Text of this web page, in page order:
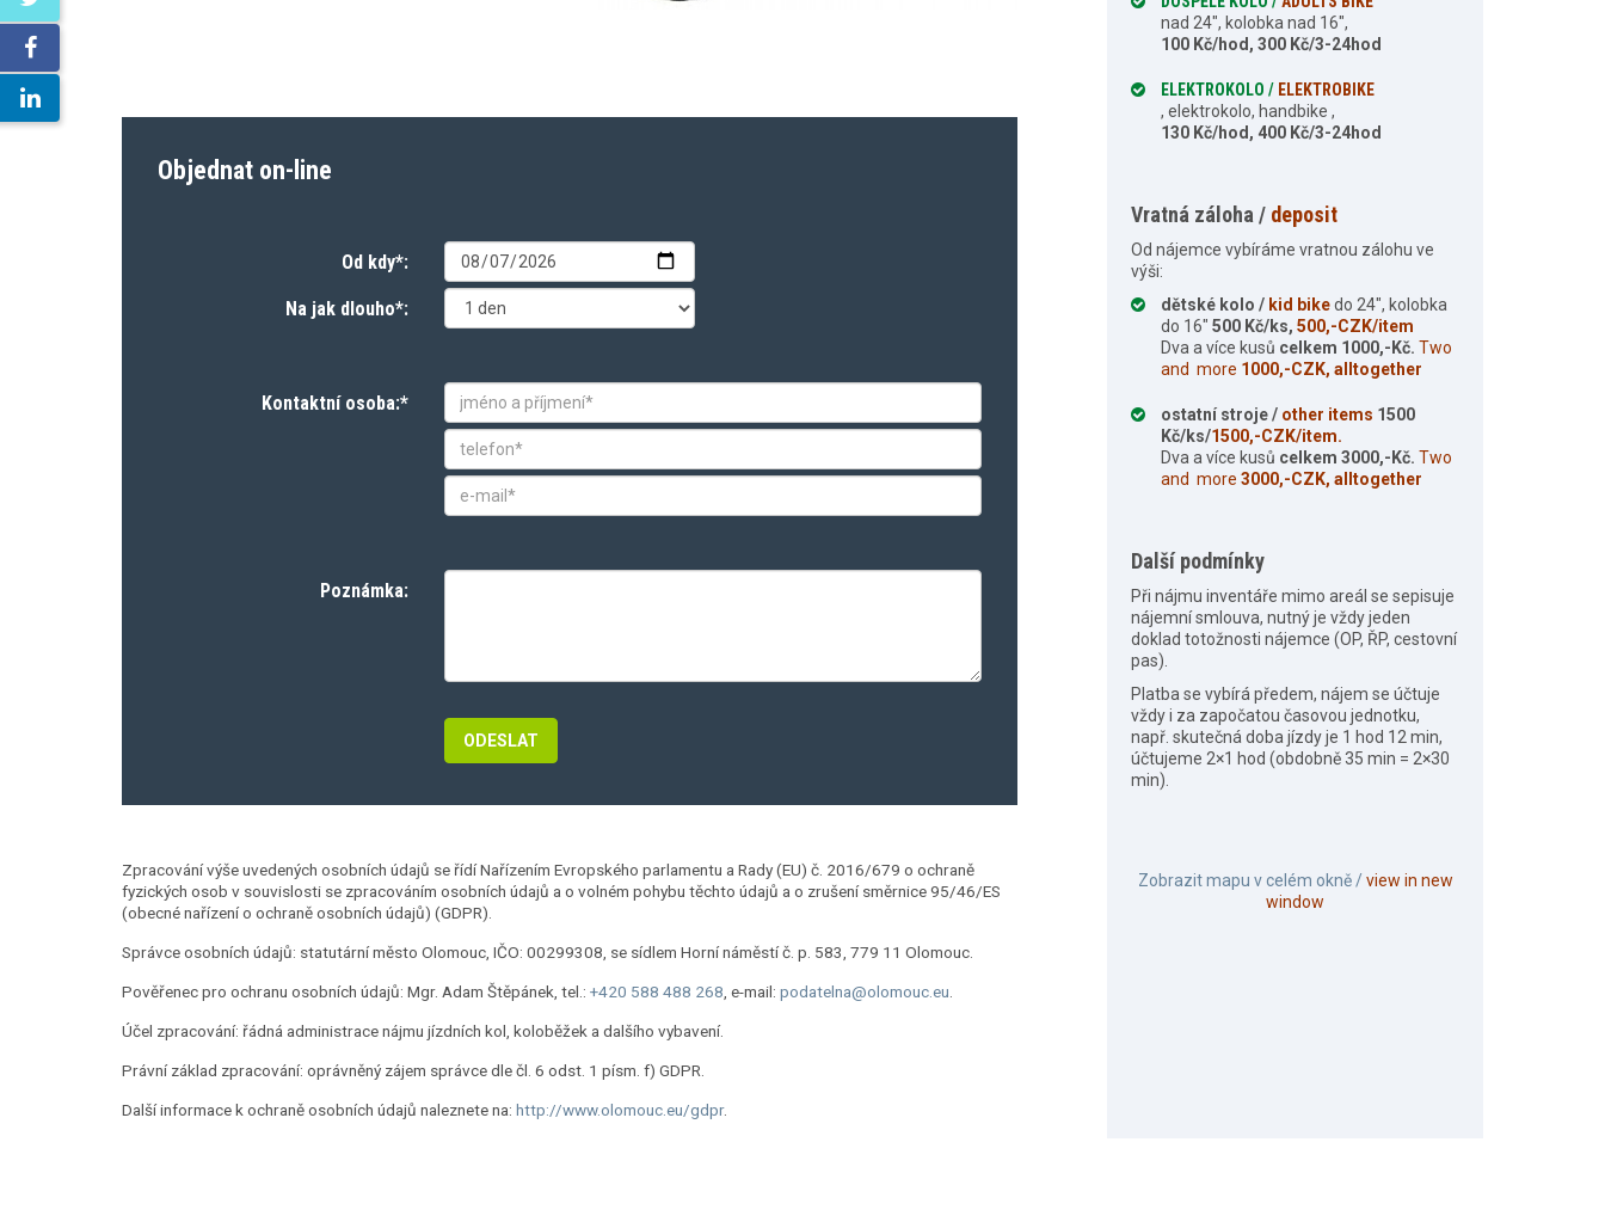
Objednat on-line
Od kdy*:
Na jak dlouho*:
Kontaktní osoba:*
Poznámka:
Zpracování výše uvedených osobních údajů se řídí Nařízením Evropského parlamentu a Rady (EU) č. 2016/679 o ochraně
fyzických osob v souvislosti se zpracováním osobních údajů a o volném pohybu těchto údajů a o zrušení směrnice 95/46/ES
(obecné nařízení o ochraně osobních údajů) (GDPR).
Správce osobních údajů: statutární město Olomouc, IČO: 00299308, se sídlem Horní náměstí č. p. 583, 779 11 Olomouc.
Pověřenec pro ochranu osobních údajů: Mgr. Adam Štěpánek, tel.: +420 588 488 268 , e-mail: podatelna@olomouc.eu
Účel zpracování: řádná administrace nájmu jízdních kol, koloběžek a dalšího vybavení.
Právní základ zpracování: oprávněný zájem správce dle čl. 6 odst. 1 písm. f) GDPR.
Další informace k ochraně osobních údajů naleznete na: http://www.olomouc.eu/gdpr.
nad 24″, kolobka nad 16″,
100 Kč/hod, 300 Kč/3-24hod
ELEKTROKOLO / ELEKTROBIKE
, elektrokolo, handbike ,
130 Kč/hod, 400 Kč/3-24hod
Vratná záloha / deposit
Od nájemce vybíráme vratnou zálohu ve
výši:
dětské kolo / kid bikedo 24″, kolobka
do 16″ 500 Kč/ks, 500,-CZK/item
Dva a více kusů celkem 1000,-Kč. Two
and more 1000,-CZK, alltogether
ostatní stroje / other items 1500
Kč/ks/1500,-CZK/item.
Dva a více kusů celkem 3000,-Kč. Two
and more 3000,-CZK, alltogether
Další podmínky
Při nájmu inventáře mimo areál se sepisuje
nájemní smlouva, nutný je vždy jeden
doklad totožnosti nájemce (OP, ŘP, cestovní
pas).
Platba se vybírá předem, nájem se účtuje
vždy i za započatou časovou jednotku,
např. skutečná doba jízdy je 1 hod 12 min,
účtujeme 2×1 hod (obdobně 35 min = 2×30
min).
Zobrazit mapu v celém okně /view in new
window